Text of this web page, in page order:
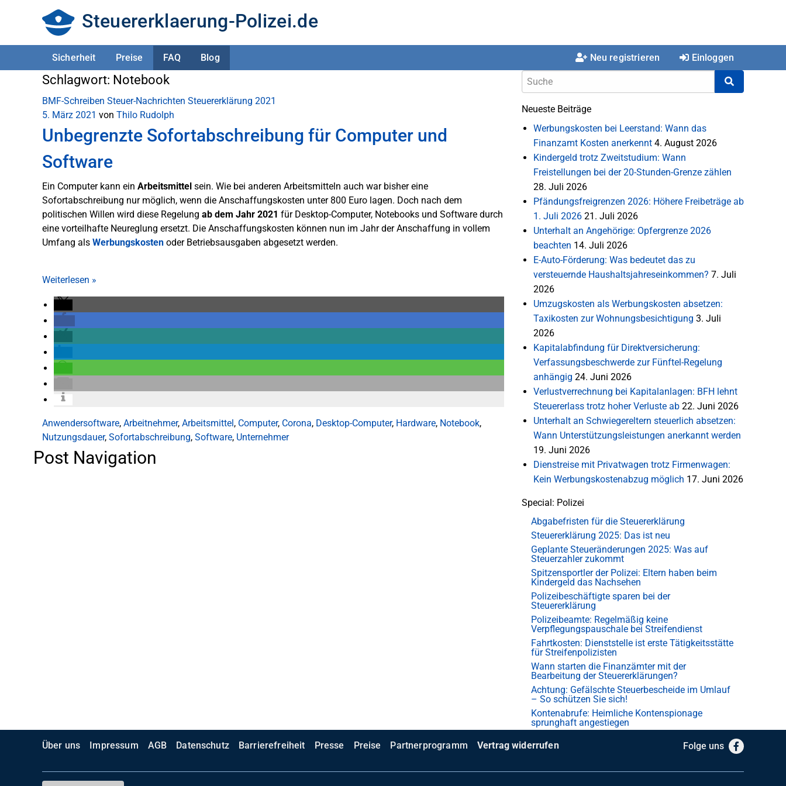
Steuererklaerung-Polizei.de
Sicherheit Preise FAQ Blog Neu registrieren Einloggen
Schlagwort: Notebook
BMF-Schreiben Steuer-Nachrichten Steuererklärung 2021
5. März 2021 von Thilo Rudolph
Unbegrenzte Sofortabschreibung für Computer und
Software
Ein Computer kann ein Arbeitsmittel sein. Wie bei anderen Arbeitsmitteln auch war bisher eine
Sofortabschreibung nur möglich, wenn die Anschaffungskosten unter 800 Euro lagen. Doch nach dem
politischen Willen wird diese Regelung ab dem Jahr 2021 für Desktop-Computer, Notebooks und Software durch
eine vorteilhafte Neureglung ersetzt. Die Anschaffungskosten können nun im Jahr der Anschaffung in vollem
Umfang als Werbungskosten oder Betriebsausgaben abgesetzt werden.
Weiterlesen »
Anwendersoftware, Arbeitnehmer, Arbeitsmittel, Computer, Corona, Desktop-Computer, Hardware, Notebook,
Nutzungsdauer, Sofortabschreibung, Software, Unternehmer
Post Navigation
Neueste Beiträge
Werbungskosten bei Leerstand: Wann das
Finanzamt Kosten anerkennt 4. August 2026
Kindergeld trotz Zweitstudium: Wann
Freistellungen bei der 20-Stunden-Grenze zählen
28. Juli 2026
Pfändungsfreigrenzen 2026: Höhere Freibeträge ab
1. Juli 2026 21. Juli 2026
Unterhalt an Angehörige: Opfergrenze 2026
beachten 14. Juli 2026
E-Auto-Förderung: Was bedeutet das zu
versteuernde Haushaltsjahreseinkommen? 7. Juli
2026
Umzugskosten als Werbungskosten absetzen:
Taxikosten zur Wohnungsbesichtigung 3. Juli
2026
Kapitalabfindung für Direktversicherung:
Verfassungsbeschwerde zur Fünftel-Regelung
anhängig 24. Juni 2026
Verlustverrechnung bei Kapitalanlagen: BFH lehnt
Steuererlass trotz hoher Verluste ab 22. Juni 2026
Unterhalt an Schwiegereltern steuerlich absetzen:
Wann Unterstützungsleistungen anerkannt werden
19. Juni 2026
Dienstreise mit Privatwagen trotz Firmenwagen:
Kein Werbungskostenabzug möglich 17. Juni 2026
Special: Polizei
Abgabefristen für die Steuererklärung
Steuererklärung 2025: Das ist neu
Geplante Steueränderungen 2025: Was auf
Steuerzahler zukommt
Spitzensportler der Polizei: Eltern haben beim
Kindergeld das Nachsehen
Polizeibeschäftigte sparen bei der
Steuererklärung
Polizeibeamte: Regelmäßig keine
Verpflegungspauschale bei Streifendienst
Fahrtkosten: Dienststelle ist erste Tätigkeitsstätte
für Streifenpolizisten
Wann starten die Finanzämter mit der
Bearbeitung der Steuererklärungen?
Achtung: Gefälschte Steuerbescheide im Umlauf
– So schützen Sie sich!
Kontenabrufe: Heimliche Kontenspionage
sprunghaft angestiegen
Über uns Impressum AGB Datenschutz Barrierefreiheit Presse Preise Partnerprogramm Vertrag widerrufen Folge uns Facebook